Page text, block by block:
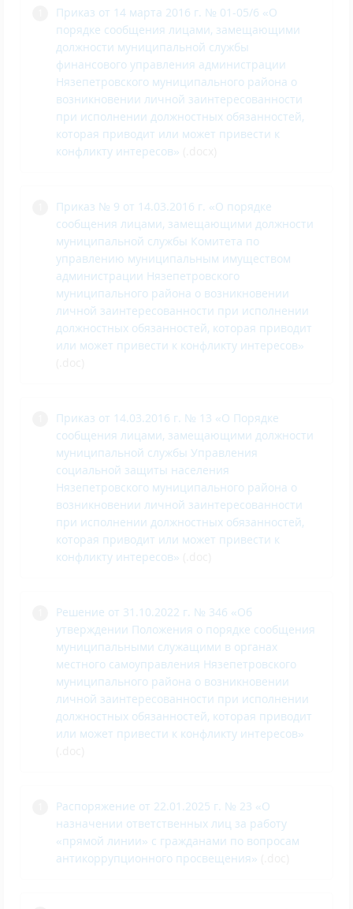
Приказ от 14 марта 2016 г. № 01-05/6 «О
порядке сообщения лицами, замещающими
должности муниципальной службы
финансового управления администрации
Нязепетровского муниципального района о
возникновении личной заинтересованности
при исполнении должностных обязанностей,
которая приводит или может привести к
конфликту интересов»
Приказ № 9 от 14.03.2016 г. «О порядке
сообщения лицами, замещающими должности
муниципальной службы Комитета по
управлению муниципальным имуществом
администрации Нязепетровского
муниципального района о возникновении
личной заинтересованности при исполнении
должностных обязанностей, которая приводит
или может привести к конфликту интересов»
Приказ от 14.03.2016 г. № 13 «О Порядке
сообщения лицами, замещающими должности
муниципальной службы Управления
социальной защиты населения
Нязепетровского муниципального района о
возникновении личной заинтересованности
при исполнении должностных обязанностей,
которая приводит или может привести к
конфликту интересов»
Решение от 31.10.2022 г. № 346 «Об
утверждении Положения о порядке сообщения
муниципальными служащими в органах
местного самоуправления Нязепетровского
муниципального района о возникновении
личной заинтересованности при исполнении
должностных обязанностей, которая приводит
или может привести к конфликту интересов»
Распоряжение от 22.01.2025 г. № 23 «О
назначении ответственных лиц за работу
«прямой линии» с гражданами по вопросам
антикоррупционного просвещения»